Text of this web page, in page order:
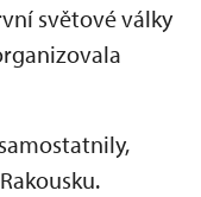
světové války